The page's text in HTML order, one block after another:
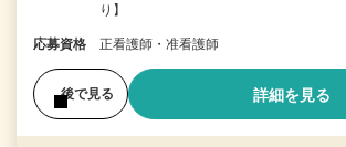
り】
応募資格 正看護師・准看護師
後で見る 詳細を見る